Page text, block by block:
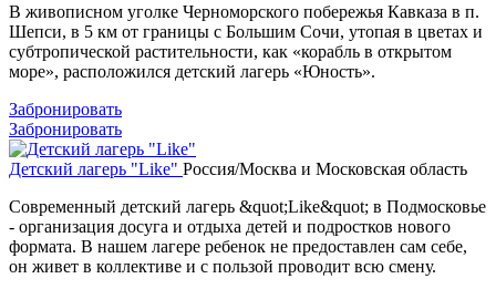
В живописном уголке Черноморского побережья Кавказа в п.
Шепси, в 5 км от границы с Большим Сочи, утопая в цветах и
субтропической растительности, как «корабль в открытом
море», расположился детский лагерь «Юность».
Забронировать
Забронировать
Детский лагерь "Like" Россия/Москва и Московская область
Современный детский лагерь &quot;Like&quot; в Подмосковье
- организация досуга и отдыха детей и подростков нового
формата. В нашем лагере ребенок не предоставлен сам себе,
он живет в коллективе и с пользой проводит всю смену.